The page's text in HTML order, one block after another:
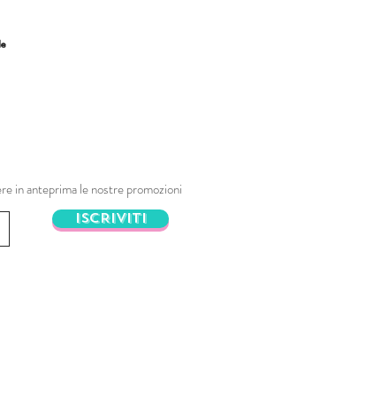
in anteprima le nostre promozioni
ISCRIVITI